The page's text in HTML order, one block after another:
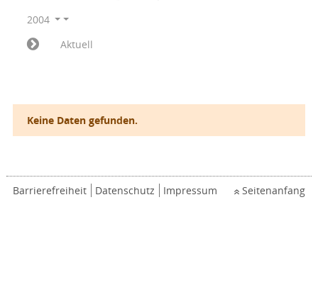
2004
Aktuell
Keine Daten gefunden.
Barrierefreiheit Datenschutz Impressum Seitenanfang